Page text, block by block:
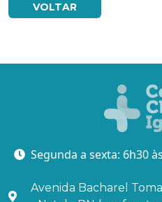
VOLTAR
Segunda a sexta: 6h30
Avenida Bacharel